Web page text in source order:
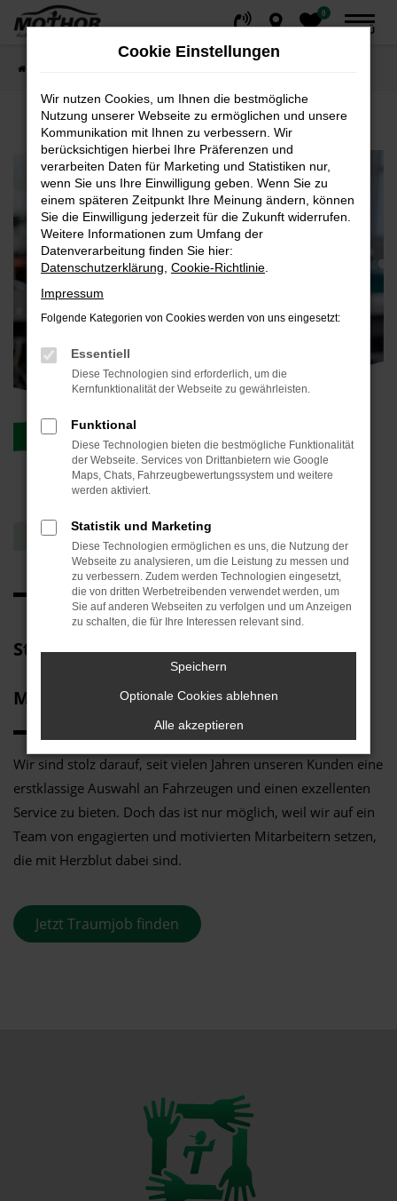
Zum
0
MENÜ
Starte Deine Karriere im Autohaus
MOTHOR & THORMANN!
Wir sind stolz darauf, seit vielen Jahren unseren Kunden eine
erstklassige Auswahl an Fahrzeugen und einen exzellenten
Service zu bieten. Doch das ist nur möglich, weil wir auf ein
Team von engagierten und motivierten Mitarbeitern setzen,
die mit Herzblut dabei sind.
Jetzt Traumjob finden
Cookie Einstellungen
Wir nutzen Cookies, um Ihnen die bestmögliche
Nutzung unserer Webseite zu ermöglichen und unsere
Kommunikation mit Ihnen zu verbessern. Wir
berücksichtigen hierbei Ihre Präferenzen und
verarbeiten Daten für Marketing und Statistiken nur,
wenn Sie uns Ihre Einwilligung geben. Wenn Sie zu
einem späteren Zeitpunkt Ihre Meinung ändern, können
Sie die Einwilligung jederzeit für die Zukunft widerrufen.
Weitere Informationen zum Umfang der
Datenverarbeitung finden Sie hier:
Datenschutzerklärung Cookie-Richtlinie
Impressum
Folgende Kategorien von Cookies werden von uns eingesetzt:
Essentiell
Diese Technologien sind erforderlich, um die
Kernfunktionalität der Webseite zu gewährleisten.
Funktional
Diese Technologien bieten die bestmögliche Funktionalität
der Webseite. Services von Drittanbietern wie Google
Maps, Chats, Fahrzeugbewertungssystem und weitere
werden aktiviert.
Statistik und Marketing
Diese Technologien ermöglichen es uns, die Nutzung der
Webseite zu analysieren, um die Leistung zu messen und
zu verbessern. Zudem werden Technologien eingesetzt,
die von dritten Werbetreibenden verwendet werden, um
Sie auf anderen Webseiten zu verfolgen und um Anzeigen
zu schalten, die für Ihre Interessen relevant sind.
Speichern
Optionale Cookies ablehnen
Alle akzeptieren